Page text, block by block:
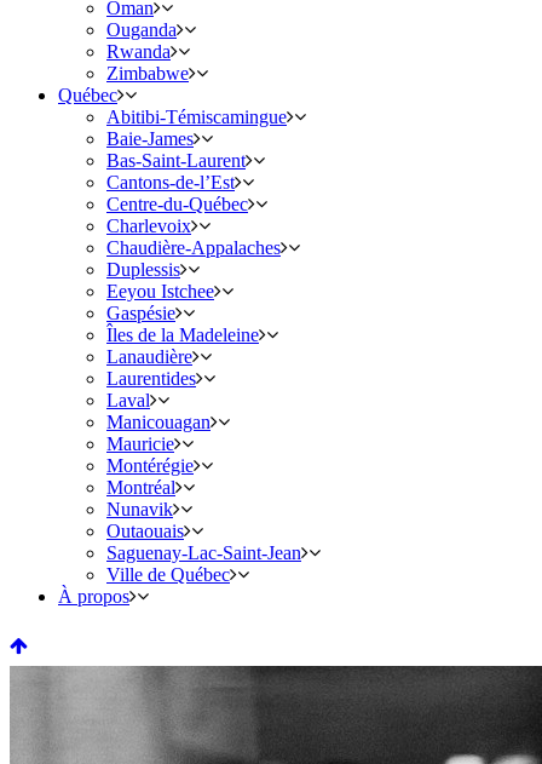
Oman
Ouganda
Rwanda
Zimbabwe
Québec
Abitibi-Témiscamingue
Baie-James
Bas-Saint-Laurent
Cantons-de-l’Est
Centre-du-Québec
Charlevoix
Chaudière-Appalaches
Duplessis
Eeyou Istchee
Gaspésie
Îles de la Madeleine
Lanaudière
Laurentides
Laval
Manicouagan
Mauricie
Montérégie
Montréal
Nunavik
Outaouais
Saguenay-Lac-Saint-Jean
Ville de Québec
À propos